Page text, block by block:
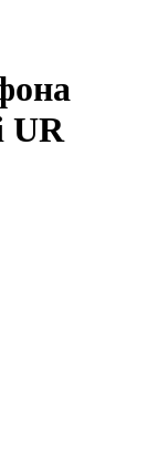
UR